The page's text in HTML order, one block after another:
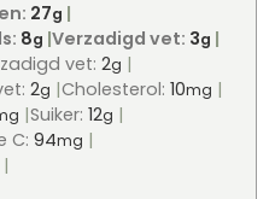
27g
Verzadigd vet: 3g
vet: 2g
2g Cholesterol: 10mg
8g
Suiker: 12g
C: 94mg